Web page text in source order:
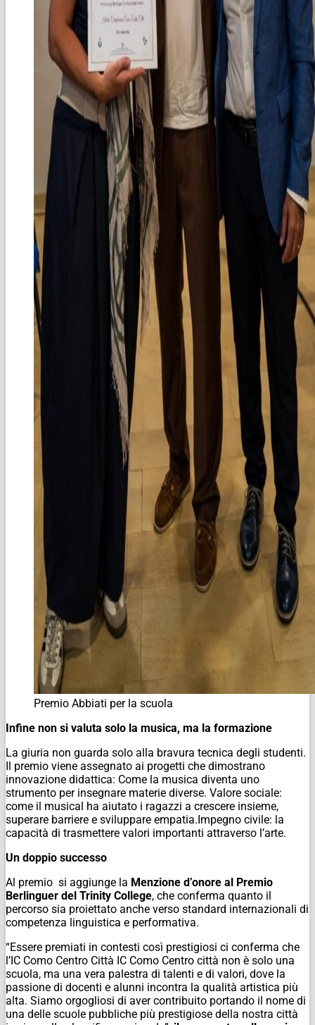
Premio Abbiati per la scuola
Infine non si valuta solo la musica, ma la formazione
​La giuria non guarda solo alla bravura tecnica degli studenti.
Il premio viene assegnato ai progetti che dimostrano
innovazione didattica: Come la musica diventa uno
strumento per insegnare materie diverse. Valore sociale:
come il musical ha aiutato i ragazzi a crescere insieme,
superare barriere e sviluppare empatia.​Impegno civile: la
capacità di trasmettere valori importanti attraverso l’arte.
​Un doppio successo
​Al premio si aggiunge la Menzione d’onore al Premio
Berlinguer del Trinity College, che conferma quanto il
percorso sia proiettato anche verso standard internazionali di
competenza linguistica e performativa.
“Essere premiati in contesti così prestigiosi ci conferma che
l’IC Como Centro Città IC Como Centro città non è solo una
scuola, ma una vera palestra di talenti e di valori, dove la
passione di docenti e alunni incontra la qualità artistica più
alta. ​Siamo orgogliosi di aver contribuito portando il nome di
una delle scuole pubbliche più prestigiose della nostra città